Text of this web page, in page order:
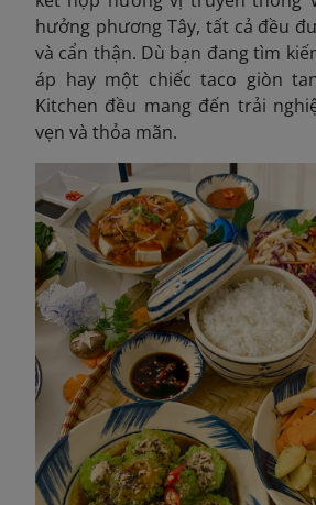
hưởng phương Tây, tất cả đều
và cẩn thận. Dù bạn đang tìm
áp hay một chiếc taco giòn
Kitchen đều mang đến trải
vẹn và thỏa mãn.